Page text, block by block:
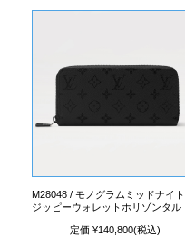
M28048 / モノグラムミッドナイト
ジッピーウォレットホリゾンタル
定価 ¥140,800(税込)